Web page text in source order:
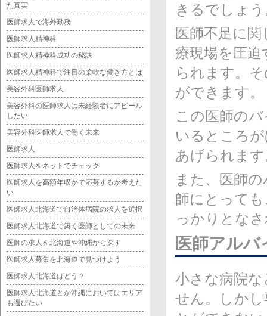
きるでしょ
医師不足に
療現場を圧
られます。
ができます。
この医師の
いるところ
あげられま
また、医師
師にとって
っかりとな
医師アル
小さな病院
せん。しか
た真実
医師求人で海外勤務
医師求人精神科
医師求人精神科成功の秘訣
医師求人精神科で注目の柔軟な働き方とは
美容外科医師求人
美容外科の医師求人は未経験者にアピール
したい
美容外科医師求人で働く未来
医師求人
医師求人をネットでチェック
医師求人を高額年収かで応募するか考えた
い
医師求人北海道で自治体病院の求人を選択
医師求人北海道で築く医師としての未来
医師の求人を北海道や沖縄から探す
医師求人募集を北海道で見つけよう
医師求人北海道はどう？
医師求人北海道とか沖縄においてはエリア
も選びたい